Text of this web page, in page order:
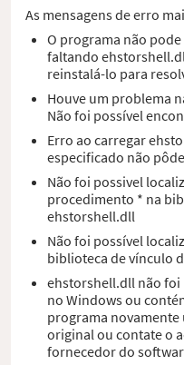
As mensagens de erro
O programa não
faltando
reinstalá-lo para
Houve um problema
Não foi possível
Erro ao carregar
especificado não
Não foi possivel
procedimento * na
ehstorshell.dll
Não foi possível
biblioteca de vínculo
ehstorshell.dll não foi
no Windows ou
programa novamente
original ou contate o
fornecedor do